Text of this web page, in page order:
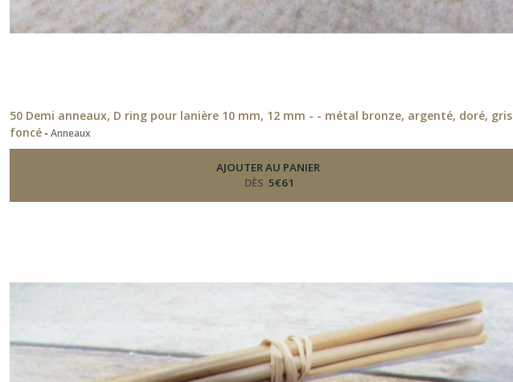
50 Demi anneaux, D ring pour lanière 10 mm, 12 mm - - métal bronze, argenté, doré, gris
foncé - Anneaux
AJOUTER AU PANIER
DÈS 5€61